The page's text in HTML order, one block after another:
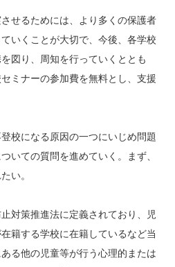
せるためには、より多くの保護者
いくことが大切で、今後、各学校
図り、周知を行っていくととも
ミナーの参加費を無料とし、支援
校になる原因の一つにいじめ問題
いての質問を進めていく。まず、
い。
対策推進法に定義されており、児
籍する学校に在籍しているなど当
る他の児童等が行う心理的または